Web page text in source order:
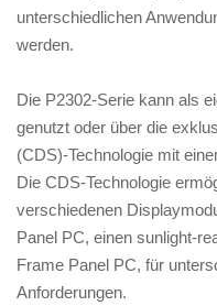
unterschiedlichen
werden.
Die P2302-Serie kann als
genutzt oder über die
(CDS)-Technologie mit
Die CDS-Technologie
verschiedenen
Panel PC, einen sunlight-
Frame Panel PC, für
Anforderungen.